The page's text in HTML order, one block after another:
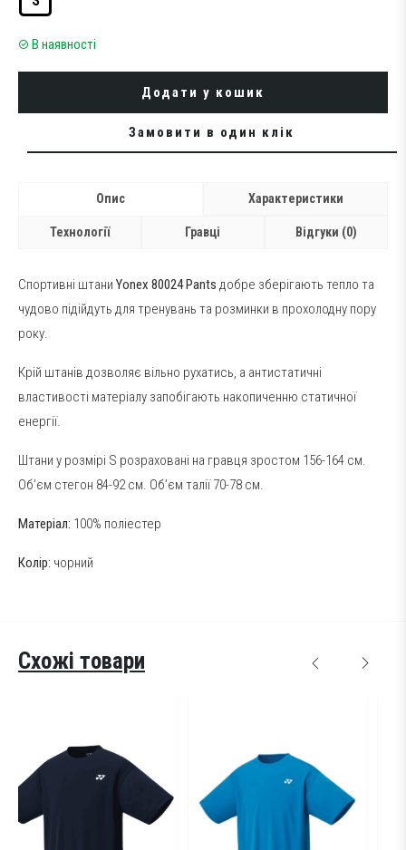
В наявності
Додати у кошик
Замовити в один клік
Опис Характеристики
Технології Гравці Відгуки (0)
Спортивні штани Yonex 80024 Pants добре зберігають тепло та
чудово підійдуть для тренувань та розминки в прохолодну пору
року.
Крій штанів дозволяє вільно рухатись, а антистатичні
властивості матеріалу запобігають накопиченню статичної
енергії.
Штани у розмірі S розраховані на гравця зростом 156-164 см.
Об’єм стегон 84-92 см. Об’єм талії 70-78 см.
Матеріал: 100% поліестер
Колір: чорний
Схожі товари